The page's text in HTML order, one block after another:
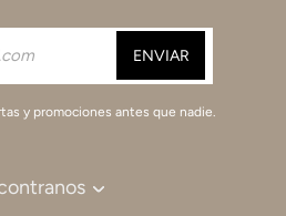
y promociones antes que nadie.